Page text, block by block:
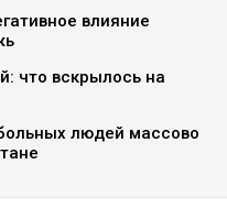
влияние
что вскрылось на
людей массово